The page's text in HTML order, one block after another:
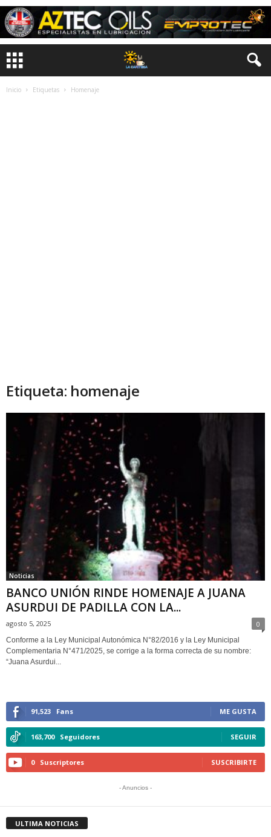
Inicio Etiquetas Homenaje
Etiqueta: homenaje
Noticias
BANCO UNIÓN RINDE HOMENAJE A JUANA
ASURDUI DE PADILLA CON LA...
agosto 5, 2025 0
Conforme a la Ley Municipal Autonómica N°82/2016 y la Ley Municipal
Complementaria N°471/2025, se corrige a la forma correcta de su nombre:
“Juana Asurdui...
91,523 Fans ME GUSTA
163,700 Seguidores SEGUIR
0 Suscriptores SUSCRIBIRTE
- Anuncios -
ULTIMA NOTICIAS